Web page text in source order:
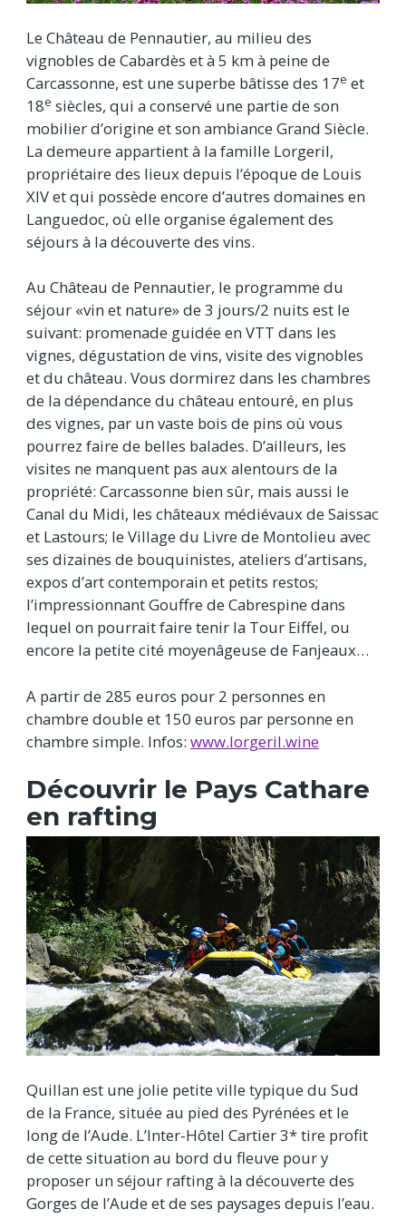
Le Château de Pennautier, au milieu des
vignobles de Cabardès et à 5 km à peine de
Carcassonne, est une superbe bâtisse des 17e et
18e siècles, qui a conservé une partie de son
mobilier d’origine et son ambiance Grand Siècle.
La demeure appartient à la famille Lorgeril,
propriétaire des lieux depuis l’époque de Louis
XIV et qui possède encore d’autres domaines en
Languedoc, où elle organise également des
séjours à la découverte des vins.
Au Château de Pennautier, le programme du
séjour «vin et nature» de 3 jours/2 nuits est le
suivant: promenade guidée en VTT dans les
vignes, dégustation de vins, visite des vignobles
et du château. Vous dormirez dans les chambres
de la dépendance du château entouré, en plus
des vignes, par un vaste bois de pins où vous
pourrez faire de belles balades. D’ailleurs, les
visites ne manquent pas aux alentours de la
propriété: Carcassonne bien sûr, mais aussi le
Canal du Midi, les châteaux médiévaux de Saissac
et Lastours; le Village du Livre de Montolieu avec
ses dizaines de bouquinistes, ateliers d’artisans,
expos d’art contemporain et petits restos;
l’impressionnant Gouffre de Cabrespine dans
lequel on pourrait faire tenir la Tour Eiffel, ou
encore la petite cité moyenâgeuse de Fanjeaux…
A partir de 285 euros pour 2 personnes en
chambre double et 150 euros par personne en
chambre simple. Infos: www.lorgeril.wine
Découvrir le Pays Cathare
en rafting
Quillan est une jolie petite ville typique du Sud
de la France, située au pied des Pyrénées et le
long de l’Aude. L’Inter-Hôtel Cartier 3* tire profit
de cette situation au bord du fleuve pour y
proposer un séjour rafting à la découverte des
Gorges de l’Aude et de ses paysages depuis l’eau.